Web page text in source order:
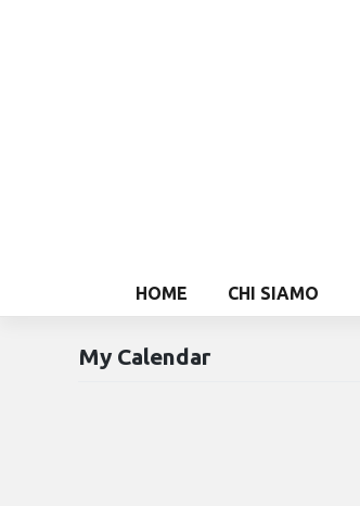
HOME CHI SIAMO
My Calendar